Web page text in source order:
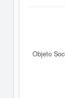
La
Objeto